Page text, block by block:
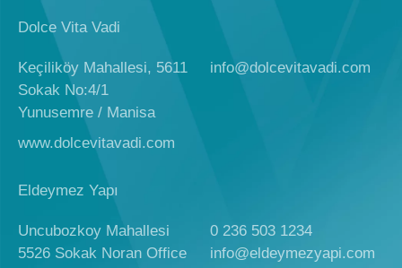
Dolce Vita Vadi
Keçiliköy Mahallesi, 5611
Sokak No:4/1
Yunusemre / Manisa
info@dolcevitavadi.com
www.dolcevitavadi.com
Eldeymez Yapı
Uncubozkoy Mahallesi
5526 Sokak Noran Office
0 236 503 1234
info@eldeymezyapi.com